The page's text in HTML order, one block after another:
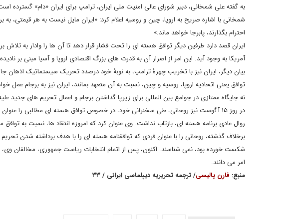
به گفته علی شمخانی، دبیر شورای عالی امنیت ملی ایران، ترامپ برای ایران «دام» گسترده
شمخانی با اشاره صریح به اروپا، چین و روسیه اعلام کرد: «ایران مایل نیست به هر قیمتی، به
احترام بگذارند، پابرجا خواهد ماند.»
ایران قصد دارد طرفین دیگر توافق هسته ای را تحت فشار قرار دهد تا آن ها را وادار به
آمریکا به وجود آید. این امر از اصرار آن به قدرت های بزرگ اقتصادی اروپا و آسیا مبنی بر
بیان دیگر، ایران نیز با تخریب چهرهٔ ترامپ، به نوبهٔ خود درصدد تحریک سیستماتیک اذهان
توافق یعنی اتحادیه اروپا، روسیه و چین، نسبت به آن متعهد بمانند، ایران نیز به برجام عمل
نه جایگاه ممتازی در جوامع بین المللی برای زیرپا گذاشتن برجام و اعمال تحریم های جدید علیه
در روز ۱۵ آگوست نیز روحانی، طی سخنرانی خود، در خصوص توافق هسته ای مطالبی را
برخلاف گذشته، روحانی را با عنوان فردی که توافقنامه هسته ای را با هدف برداشته شدن تحریم
شکست خورده بود، نمی شناسند. اکنون، پس از اتمام انتخابات ریاست جمهوری، مخالفان
امر می دانند.
منبع: فارن پالیسی/ ترجمه تحریریه دیپلماسی ایرانی / ۳۳